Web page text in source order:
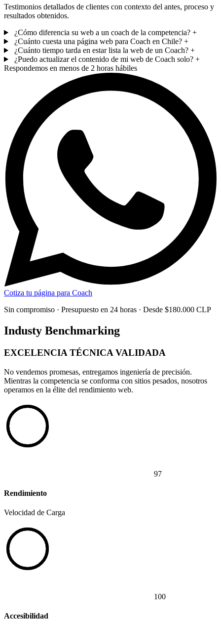
Testimonios detallados de clientes con contexto del antes, proceso y
resultados obtenidos.
¿Cómo diferencia su web a un coach de la competencia? +
¿Cuánto cuesta una página web para Coach en Chile? +
¿Cuánto tiempo tarda en estar lista la web de un Coach? +
¿Puedo actualizar el contenido de mi web de Coach solo? +
Respondemos en menos de 2 horas hábiles
Cotiza tu página para Coach
Sin compromiso · Presupuesto en 24 horas · Desde $180.000 CLP
Industy Benchmarking
EXCELENCIA TÉCNICA VALIDADA
No vendemos promesas, entregamos ingeniería de precisión.
Mientras la competencia se conforma con sitios pesados, nosotros
operamos en la élite del rendimiento web.
97
Rendimiento
Velocidad de Carga
100
Accesibilidad